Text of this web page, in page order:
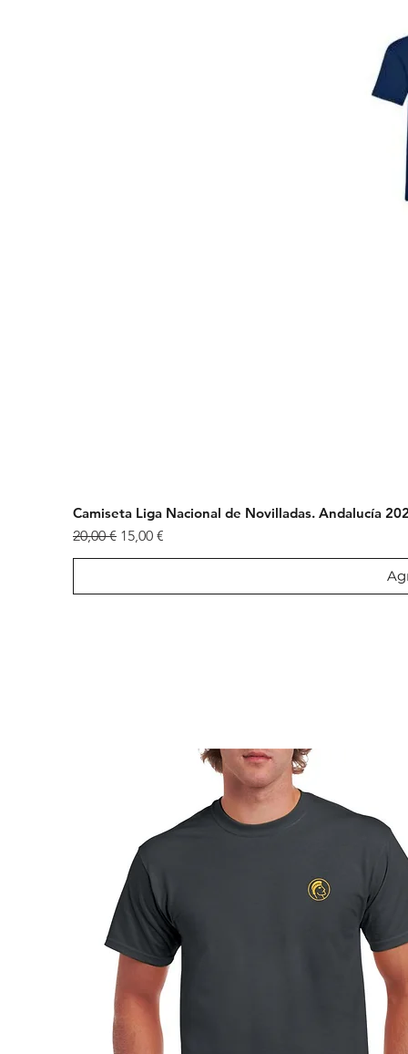
Camiseta Liga Nacional de Novilladas. Andalucía
Precio
20,00 € Precio de oferta
15,00 €